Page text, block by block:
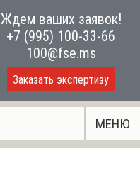
Ждем ваших заявок!
+7 (995) 100-33-66
100@fse.ms
Заказать экспертизу
МЕНЮ